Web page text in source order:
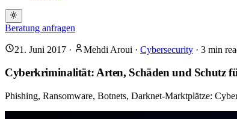
Beratung anfragen
21. Juni 2017 · Mehdi Aroui · Cybersecurity · 3 min
Cyberkriminalität: Arten, Schäden und Schutz
Phishing, Ransomware, Botnets, Darknet-Marktplätze: